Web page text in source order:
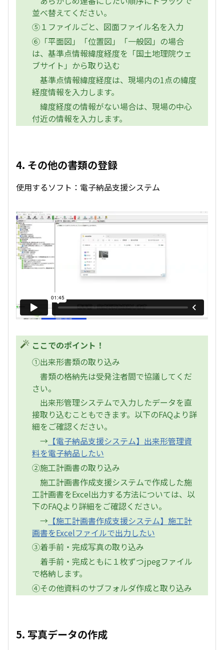
並べ替えてください。
⑤１ファイルごと、図面ファイル名を入力
⑥「平面図」「位置図」「一般図」の場合
は、基準点情報緯度経度を「国土地理院ウェ
ブサイト」から取り込む
基準点情報緯度経度は、現場内の1点の緯度
経度情報を入力します。
緯度経度の情報がない場合は、現場の中心
付近の情報を入力します。
4. その他の書類の登録
使用するソフト：電子納品支援システム
ここでのポイント！
①出来形書類の取り込み
書類の格納先は受発注者間で協議してくだ
さい。
出来形管理システムで入力したデータを直
接取り込むこともできます。以下のFAQより詳
細をご確認ください。
→ 【電子納品支援システム】出来形管理資
料を電子納品したい
②施工計画書の取り込み
施工計画書作成支援システムで作成した施
工計画書をExcel出力する方法については、以
下のFAQより詳細をご確認ください。
→ 【施工計画書作成支援システム】施工計
画書をExcelファイルで出力したい
③着手前・完成写真の取り込み
着手前・完成ともに１枚ずつjpegファイル
で格納します。
④その他資料のサブフォルダ作成と取り込み
5. 写真データの作成